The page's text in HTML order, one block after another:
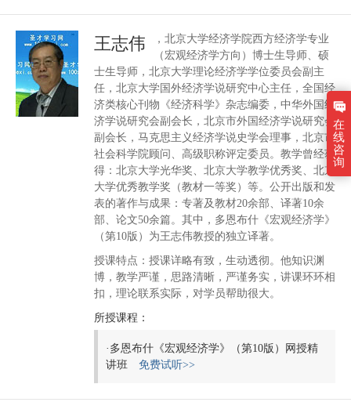
王志伟
，北京大学经济学院西方经济学专业
（宏观经济学方向）博士生导师、硕
士生导师，北京大学理论经济学学位委员会副主
任，北京大学国外经济学说研究中心主任，全国经
济类核心刊物《经济科学》杂志编委，中华外国经
济学说研究会副会长，北京市外国经济学说研究会
副会长，马克思主义经济学说史学会理事，北京市
社会科学院顾问、高级职称评定委员。教学曾经获
得：北京大学光华奖、北京大学教学优秀奖、北京
大学优秀教学奖（教材一等奖）等。公开出版和发
表的著作与成果：专著及教材20余部、译著10余
部、论文50余篇。其中，多恩布什《宏观经济学》
（第10版）为王志伟教授的独立译著。
授课特点：授课详略有致，生动透彻。他知识渊
博，教学严谨，思路清晰，严谨务实，讲课环环相
扣，理论联系实际，对学员帮助很大。
所授课程：
· 多恩布什《宏观经济学》（第10版）网授精
讲班 免费试听>>
在
线
咨
询